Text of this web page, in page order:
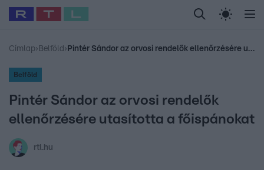
Legfrissebb RTL Híradó Randi Celeb vagyok,
Babits Marcella Most Wanted Gallusz
Címlap› Belföld › Pintér Sándor az orvosi rendelők ellenőrzésére utasította a főispánokat
Belföld
Pintér Sándor az orvosi rendelők
ellenőrzésére utasította a főispánokat
rtl.hu